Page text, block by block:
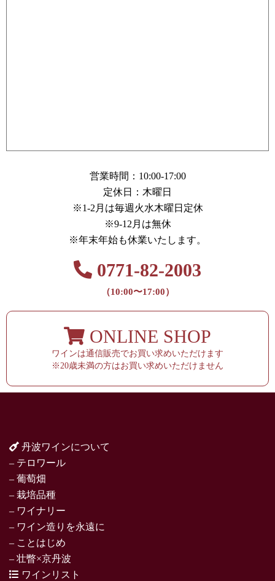
営業時間：10:00-17:00
定休日：木曜日
※1-2月は毎週火水木曜日定休
※9-12月は無休
※年末年始も休業いたします。
0771-82-2003
（10:00〜17:00）
ONLINE SHOP
ワインは通信販売でお買い求めいただけます
※20歳未満の方はお買い求めいただけません
丹波ワインについて
– テロワール
– 葡萄畑
– 栽培品種
– ワイナリー
– ワイン造りを永遠に
– ことはじめ
– 壮瞥×京丹波
ワインリスト